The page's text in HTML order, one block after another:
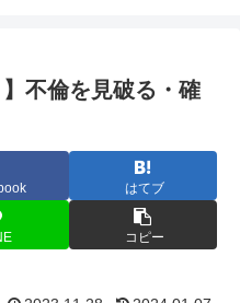
】不倫を見破る・確
はてブ
コピー